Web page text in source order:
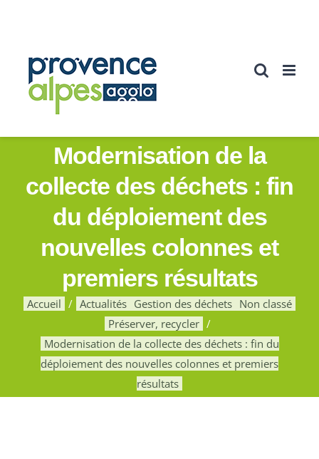
Modernisation de la
collecte des déchets : fin
du déploiement des
nouvelles colonnes et
premiers résultats
Accueil Actualités Gestion des déchets Non classé
Préserver, recycler
Modernisation de la collecte des déchets : fin du
déploiement des nouvelles colonnes et premiers
résultats